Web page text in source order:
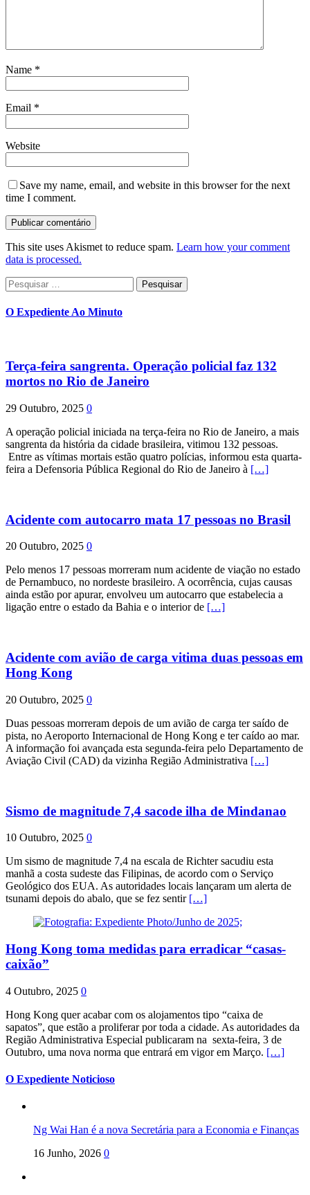
Name *
Email *
Website
Save my name, email, and website in this browser for the next
time I comment.
This site uses Akismet to reduce spam. Learn how your comment
data is processed.
Pesquisar
por:
O Expediente Ao Minuto
Terça-feira sangrenta. Operação policial faz 132
mortos no Rio de Janeiro
29 Outubro, 2025 0
A operação policial iniciada na terça-feira no Rio de Janeiro, a mais
sangrenta da história da cidade brasileira, vitimou 132 pessoas.
Entre as vítimas mortais estão quatro polícias, informou esta quarta-
feira a Defensoria Pública Regional do Rio de Janeiro à […]
Acidente com autocarro mata 17 pessoas no Brasil
20 Outubro, 2025 0
Pelo menos 17 pessoas morreram num acidente de viação no estado
de Pernambuco, no nordeste brasileiro. A ocorrência, cujas causas
ainda estão por apurar, envolveu um autocarro que estabelecia a
ligação entre o estado da Bahia e o interior de […]
Acidente com avião de carga vitima duas pessoas em
Hong Kong
20 Outubro, 2025 0
Duas pessoas morreram depois de um avião de carga ter saído de
pista, no Aeroporto Internacional de Hong Kong e ter caído ao mar.
A informação foi avançada esta segunda-feira pelo Departamento de
Aviação Civil (CAD) da vizinha Região Administrativa […]
Sismo de magnitude 7,4 sacode ilha de Mindanao
10 Outubro, 2025 0
Um sismo de magnitude 7,4 na escala de Richter sacudiu esta
manhã a costa sudeste das Filipinas, de acordo com o Serviço
Geológico dos EUA. As autoridades locais lançaram um alerta de
tsunami depois do abalo, que se fez sentir […]
Hong Kong toma medidas para erradicar “casas-
caixão”
4 Outubro, 2025 0
Hong Kong quer acabar com os alojamentos tipo “caixa de
sapatos”, que estão a proliferar por toda a cidade. As autoridades da
Região Administrativa Especial publicaram na sexta-feira, 3 de
Outubro, uma nova norma que entrará em vigor em Março. […]
O Expediente Noticioso
Ng Wai Han é a nova Secretária para a Economia e Finanças
16 Junho, 2026 0